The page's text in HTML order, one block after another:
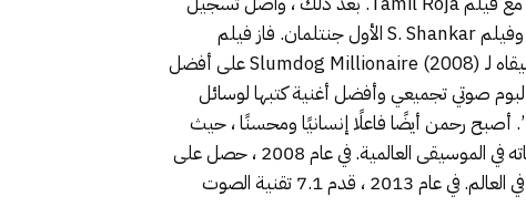
العديد من الأغاني لأفلام لغة التاميل ، بما في ذلك بومباي المشحونة سياسياً لراتنام ، وكادالان الحضري ، وتيرودا ثيرودا ، وفيلم S. Shankar الأول جنتلمان. فاز فيلم
الرحمن في أول فيلم له في هوليوود ، الكوميديا ​​Couples Retreat (2009) ، بجائزة BMI لأفضل نتيجة. حازت موسيقاه لـ Slumdog Millionaire (2008) على أفضل
صوتي تجميعي وأفضل أغنية كتبها لوسائل
و “موتسارت مدراس”. أصبح رحمن أيضًا فاعلًا إنسانيًا ومحسنًا ، حيث
تبرع وجمع الأموال لعدد من القضايا والجمعيات الخيرية. في عام 2006 ، تم تكريمه من قبل جامعة ستانفورد لمساهماته في الموسيقى العالمية. في عام 2008 ، حصل على
جائزة الإنجاز مدى الحياة من نادي روتاري مدراس. في عام 2009 ، تم إدراجه في قائمة الوقت لأكثر 100 شخص نفوذاً في العالم. في عام 2013 ، قدم 7.1 تقنية الصوت